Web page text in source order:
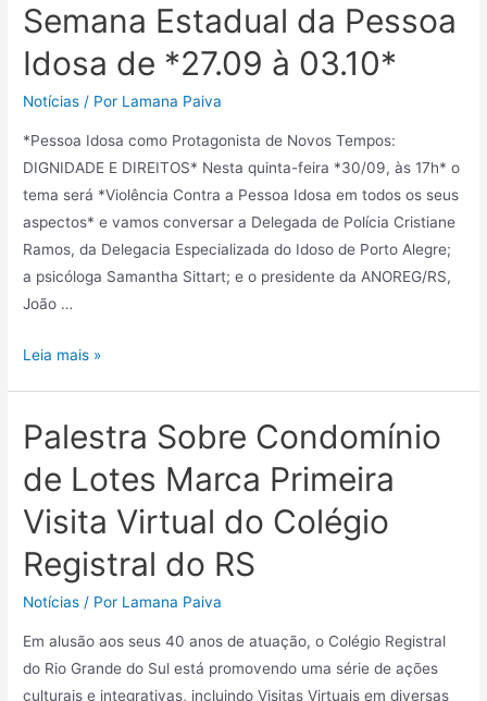
Semana Estadual da Pessoa
Idosa de *27.09 à 03.10*
Notícias / Por Lamana Paiva
*Pessoa Idosa como Protagonista de Novos Tempos:
DIGNIDADE E DIREITOS* Nesta quinta-feira *30/09, às 17h* o
tema será *Violência Contra a Pessoa Idosa em todos os seus
aspectos* e vamos conversar a Delegada de Polícia Cristiane
Ramos, da Delegacia Especializada do Idoso de Porto Alegre;
a psicóloga Samantha Sittart; e o presidente da ANOREG/RS,
João …
Leia mais »
Palestra Sobre Condomínio
de Lotes Marca Primeira
Visita Virtual do Colégio
Registral do RS
Notícias / Por Lamana Paiva
Em alusão aos seus 40 anos de atuação, o Colégio Registral
do Rio Grande do Sul está promovendo uma série de ações
culturais e integrativas, incluindo Visitas Virtuais em diversas